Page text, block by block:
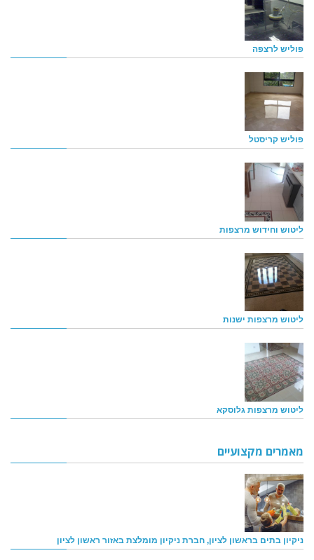
פוליש לרצפה
פוליש קריסטל
ליטוש וחידוש מרצפות
ליטוש מרצפות ישנות
ליטוש מרצפות גלוסקא
מאמרים מקצועיים
ניקיון בתים בראשון לציון, חברת ניקיון מומלצת באזור ראשון לציון